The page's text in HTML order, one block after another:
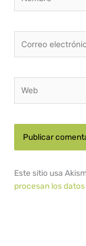
electrónico*
Este sitio usa
procesan los